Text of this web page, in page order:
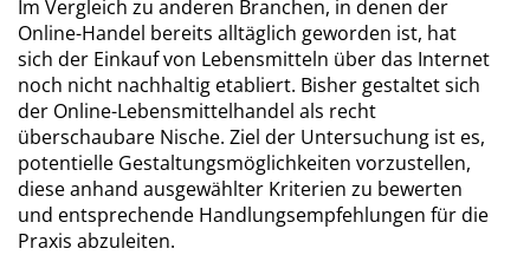
Im Vergleich zu anderen Branchen, in denen der
Online-Handel bereits alltäglich geworden ist, hat
sich der Einkauf von Lebensmitteln über das Internet
noch nicht nachhaltig etabliert. Bisher gestaltet sich
der Online-Lebensmittelhandel als recht
überschaubare Nische. Ziel der Untersuchung ist es,
potentielle Gestaltungsmöglichkeiten vorzustellen,
diese anhand ausgewählter Kriterien zu bewerten
und entsprechende Handlungsempfehlungen für die
Praxis abzuleiten.